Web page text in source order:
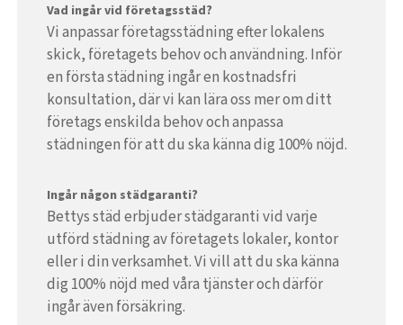
Vad ingår vid företagsstäd?
Vi anpassar företagsstädning efter lokalens
skick, företagets behov och användning. Inför
en första städning ingår en kostnadsfri
konsultation, där vi kan lära oss mer om ditt
företags enskilda behov och anpassa
städningen för att du ska känna dig 100% nöjd.
Ingår någon städgaranti?
Bettys städ erbjuder städgaranti vid varje
utförd städning av företagets lokaler, kontor
eller i din verksamhet. Vi vill att du ska känna
dig 100% nöjd med våra tjänster och därför
ingår även försäkring.